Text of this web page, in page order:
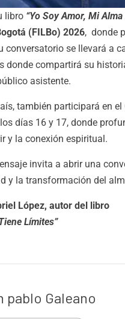
libro “Yo Soy Amor, Mi
(FILBo) 2026, donde
conversatorio se llevará a
donde compartirá su
asistente.
también participará en el
días 16 y 17, donde
y la conexión espiritual.
invita a abrir una
y la transformación del
López, autor del libro
Límites”
pablo Galeano